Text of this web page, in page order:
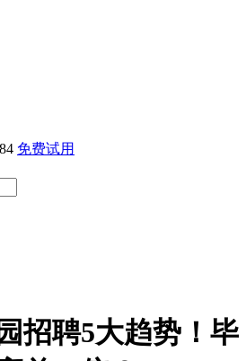
免费试用
招聘5大趋势！毕